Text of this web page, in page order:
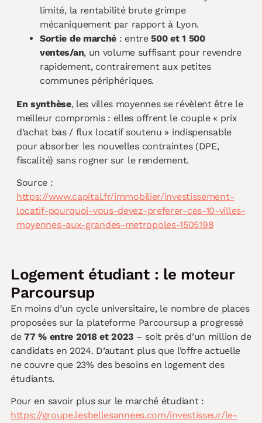
limité, la rentabilité brute grimpe
mécaniquement par rapport à Lyon.
Sortie de marché : entre500 et 1 500
ventes/an, un volume suffisant pour revendre
rapidement, contrairement aux petites
communes périphériques.
En synthèse, les villes moyennes se révèlent être le
meilleur compromis : elles offrent le couple « prix
d’achat bas / flux locatif soutenu » indispensable
pour absorber les nouvelles contraintes (DPE,
fiscalité) sans rogner sur le rendement.
Source :
https://www.capital.fr/immobilier/investissement-
locatif-pourquoi-vous-devez-preferer-ces-10-villes-
moyennes-aux-grandes-metropoles-1505198
Logement étudiant : le moteur
Parcoursup
En moins d’un cycle universitaire, le nombre de places
proposées sur la plateforme Parcoursup a progressé
de77 % entre 2018 et 2023 – soit près d’un million de
candidats en 2024. D’autant plus que l’offre actuelle
ne couvre que 23% des besoins en logement des
étudiants.
Pour en savoir plus sur le marché étudiant :
https://groupe.lesbellesannees.com/investisseur/le-